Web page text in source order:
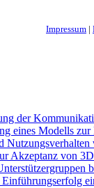
Impressum |
der
eines Modells
Akzeptanz von